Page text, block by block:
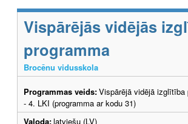
Vispārējās vidējās
programma
Brocēnu vidusskola
Programmas veids:Vispārējā vidējā izglītība
- 4. LKI (programma ar kodu 31)
Valoda:latviešu (LV)